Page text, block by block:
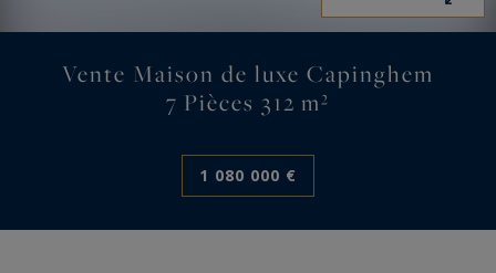
Vente Maison de luxe Capinghem
7 Pièces 312 m²
1 080 000 €